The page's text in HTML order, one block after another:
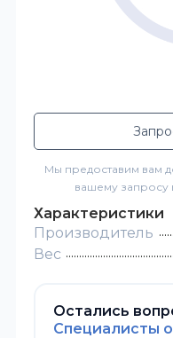
Мы предоставим вам
вашему запросу
Характеристики
Производитель
Вес
Остались
Специалисты